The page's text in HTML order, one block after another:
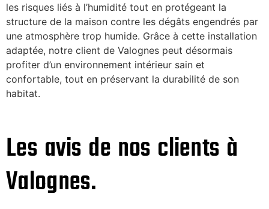
les risques liés à l’humidité tout en protégeant la
structure de la maison contre les dégâts engendrés par
une atmosphère trop humide. Grâce à cette installation
adaptée, notre client de Valognes peut désormais
profiter d’un environnement intérieur sain et
confortable, tout en préservant la durabilité de son
habitat.
Les avis de nos clients à
Valognes.